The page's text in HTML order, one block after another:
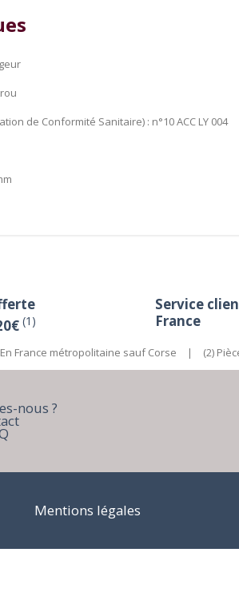
de Conformité Sanitaire) : n°10 ACC LY 004
(1)
Service
France
En France métropolitaine sauf Corse | (2)
nous ?
Mentions légales